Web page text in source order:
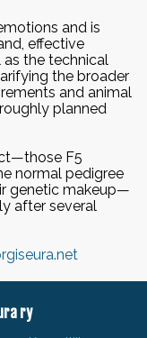
and is
effective
the technical
the broader
and animal
planned
F5
normal pedigree
genetic makeup—
after several
ry